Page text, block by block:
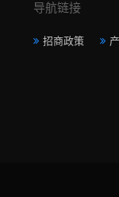
导航链接
招商政策